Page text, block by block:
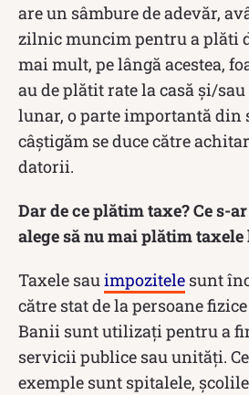
are un sâmbure de adevăr,
zilnic muncim pentru a plăti
mai mult, pe lângă acestea,
au de plătit rate la casă și/
lunar, o parte importantă din
câștigăm se duce către
datorii.
Dar de ce plătim taxe? Ce s-
alege să nu mai plătim taxele
Taxele sauimpozitele sunt
către stat de la persoane
Banii sunt utilizați pentru a
servicii publice sau unități.
exemple sunt spitalele,